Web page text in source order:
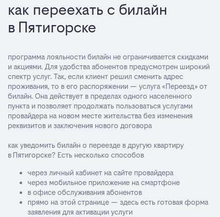
как переехать с билайн
в Пятигорске
программа лояльности билайн не ограничивается скидками
и акциями. Для удобства абонентов предусмотрен широкий
спектр услуг. Так, если клиент решил сменить адрес
проживания, то в его распоряжении — услуга «Переезд» от
билайн. Она действует в пределах одного населенного
пункта и позволяет продолжать пользоваться услугами
провайдера на новом месте жительства без изменения
реквизитов и заключения нового договора
как уведомить билайн о переезде в другую квартиру
в Пятигорске? Есть несколько способов
через личный кабинет на сайте провайдера
через мобильное приложение на смартфоне
в офисе обслуживания абонентов
прямо на этой странице — здесь есть готовая форма
заявления для активации услуги